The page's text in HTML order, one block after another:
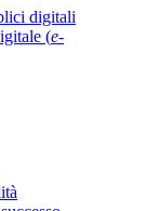
digitali
(e-